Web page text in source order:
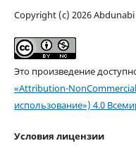
Copyright (c) 2026 Abdunabi
Это произведение
«Attribution-
использование») 4.0
Условия лицензии